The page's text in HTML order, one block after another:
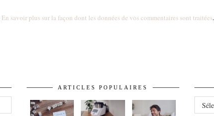
En savoir plus sur la façon dont les données de vos commentaires sont traitées.
ARTICLES POPULAIRES